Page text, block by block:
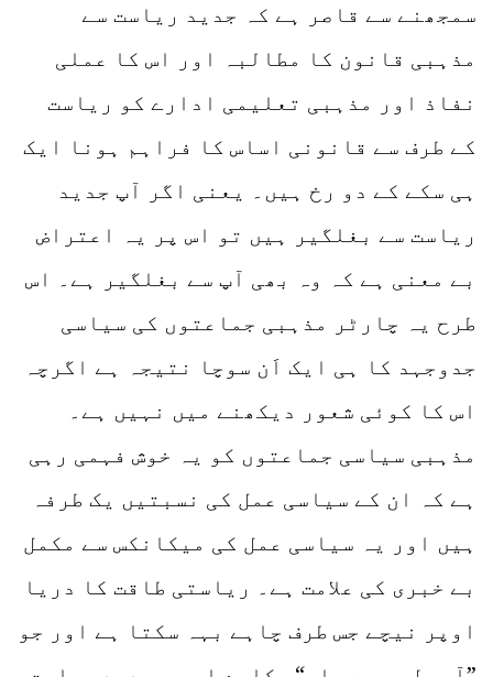
سمجھنے سے قاصر ہے کہ جدید ریاست سے
مذہبی قانون کا مطالبہ اور اس کا عملی
نفاذ اور مذہبی تعلیمی ادارے کو ریاست
کے طرف سے قانونی اساس کا فراہم ہونا ایک
ہی سکے کے دو رخ ہیں۔ یعنی اگر آپ جدید
ریاست سے بغلگیر ہیں تو اس پر یہ اعتراض
بے معنی ہے کہ وہ بھی آپ سے بغلگیر ہے۔ اس
طرح یہ چارٹر مذہبی جماعتوں کی سیاسی
جدوجہد کا ہی ایک اَن سوچا نتیجہ ہے اگرچہ
اس کا کوئی شعور دیکھنے میں نہیں ہے۔
مذہبی سیاسی جماعتوں کو یہ خوش فہمی رہی
ہے کہ ان کے سیاسی عمل کی نسبتیں یک طرفہ
ہیں اور یہ سیاسی عمل کی میکانکس سے مکمل
بے خبری کی علامت ہے۔ ریاستی طاقت کا دریا
اوپر نیچے جس طرف چاہے بہہ سکتا ہے اور جو